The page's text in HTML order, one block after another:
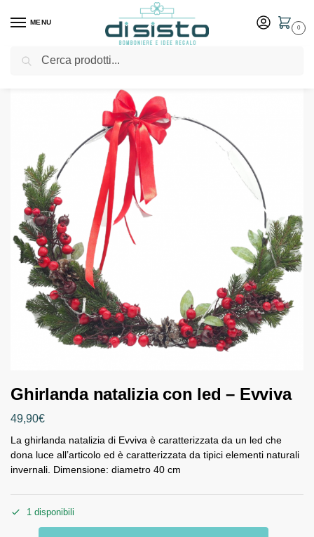
MENU
0
Home Shop Ghirlanda natalizia con led – Evviva
Ghirlanda natalizia con led – Evviva
49,90€
La ghirlanda natalizia di Evviva è caratterizzata da un led che
dona luce all’articolo ed è caratterizzata da tipici elementi naturali
invernali. Dimensione: diametro 40 cm
1 disponibili